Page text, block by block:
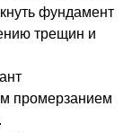
фундамент
трещин и
промерзанием